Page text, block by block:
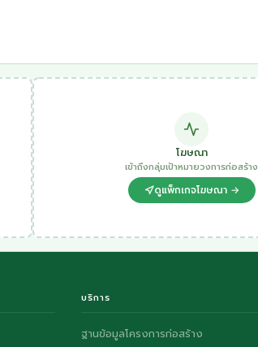
โฆษณา
เข้าถึงกลุ่มเป้าหมายวงการก่อสร้าง
ดูแพ็กเกจโฆษณา →
บริการ
ฐานข้อมูลโครงการก่อสร้าง